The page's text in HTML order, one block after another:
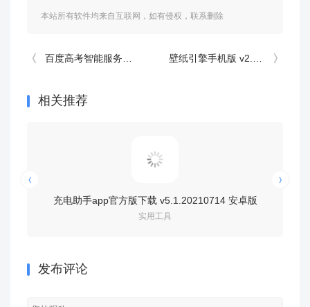
本站所有软件均来自互联网，如有侵权，联系删除
百度高考智能服务平台 15.62.0.11最新版 壁纸引擎手机版 v2.8.8安卓版
相关推荐
充电助手app官方版下载 v5.1.20210714 安卓版
实用工具
发布评论